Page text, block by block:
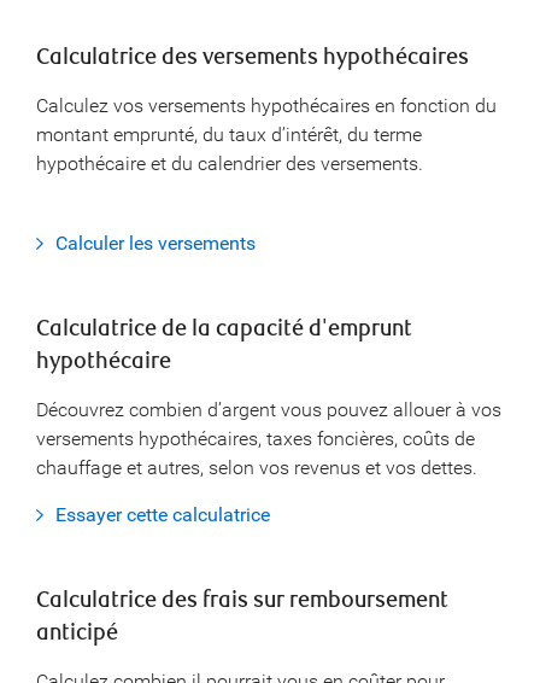
Calculatrice des versements hypothécaires
Calculez vos versements hypothécaires en fonction du
montant emprunté, du taux d’intérêt, du terme
hypothécaire et du calendrier des versements.
Calculer les versements
Calculatrice de la capacité d'emprunt
hypothécaire
Découvrez combien d’argent vous pouvez allouer à vos
versements hypothécaires, taxes foncières, coûts de
chauffage et autres, selon vos revenus et vos dettes.
Essayer cette calculatrice
Calculatrice des frais sur remboursement
anticipé